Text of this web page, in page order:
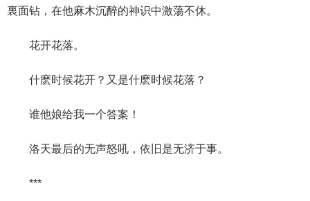
裏面钻，在他麻木沉醉的神识中激蕩不休。
花开花落。
什麽时候花开？又是什麽时候花落？
谁他娘给我一个答案！
洛天最后的无声怒吼，依旧是无济于事。
***